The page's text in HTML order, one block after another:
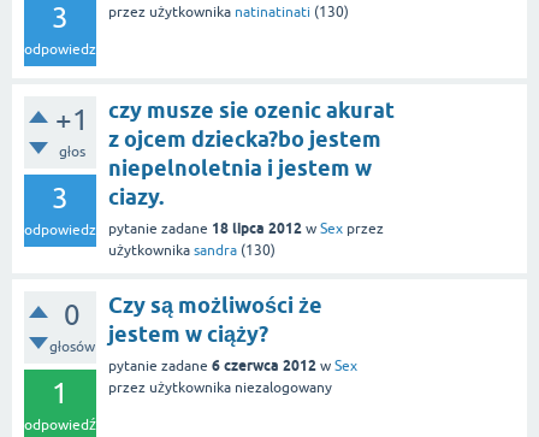
3
odpowiedzi
przez użytkownika natinatinati (130)
+1
głos
3
odpowiedzi
czy musze sie ozenic akurat
z ojcem dziecka?bo jestem
niepelnoletnia i jestem w
ciazy.
pytanie zadane 18 lipca 2012 w Sex przez
użytkownika sandra (130)
0
głosów
1
odpowiedź
Czy są możliwości że
jestem w ciąży?
pytanie zadane 6 czerwca 2012 w Sex
przez użytkownika niezalogowany